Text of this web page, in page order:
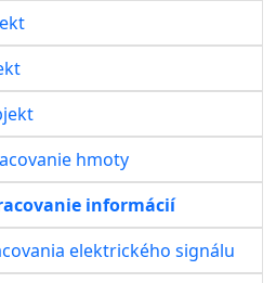
hmoty
informácií
elektrického signálu